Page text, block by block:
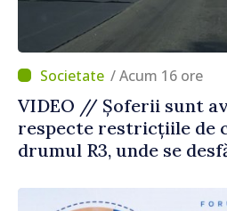
/ Acum 16 ore
VIDEO // Șoferii sunt
respecte restricțiile de
drumul R3, unde se